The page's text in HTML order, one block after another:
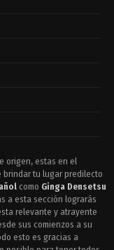
origen, estas en el
brindar tu lugar predilecto
como Ginga Densetsu
a esta sección lograrás
relevante y atrayente
sus comienzos a su
esto es gracias a